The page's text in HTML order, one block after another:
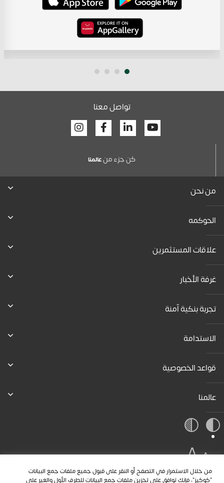
من خلال الاستمرار في التصفح أو النقر على قبول جميع ملفات جمع البيانات
"كوكيز"، فإنك توافق على تخزين ملفات جمع البيانات للطرف الأول والغير على
تواصل معنا
Youtube
Linkedin
Facebook
كن جزء منعالمنا
من نحن
الحوكمه
علاقات المستثمرين
غرفة الأخبار
تجربة بنكية آمنة
الاستدامة
قواعد الخصوصية
عالمنا
A
A
A